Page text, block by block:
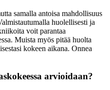
samalla antoisa mahdollisuus
huolellisesti ja
voit parantaa
Muista myös pitää huolta
kokeen aikana. Onnea
arvioidaan?